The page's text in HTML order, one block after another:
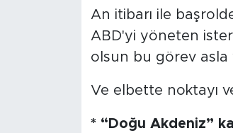
An itibarı ile
ABD'yi yöneten
olsun bu görev asla
Ve elbette noktayı
* “Doğu Akdeniz”